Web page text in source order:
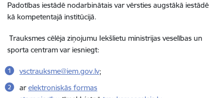
Padotības iestādē nodarbinātais var vērsties augstākā iestādē
kā kompetentajā institūcijā.
Trauksmes cēlēja ziņojumu Iekšlietu ministrijas veselības un
sporta centram var iesniegt:
vsctrauksme@iem.gov.lv;
ar elektroniskās formas